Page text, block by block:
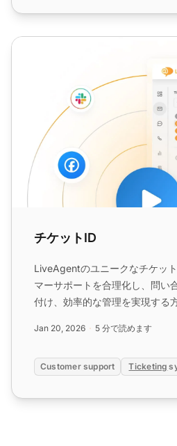
チケットID
チケットID
LiveAgentのユニークなチケッ
マーサポートを合理化し、問い
付け、効率的な管理を実現する
Jan 20, 2026 5 分で読めます
Customer support Ticketing